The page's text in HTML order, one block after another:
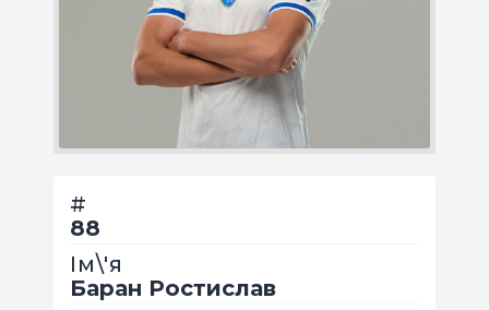
МЕДІА
КРАМНИЦЯ
КВИТКИ
#
88
Ім\'я
Баран Ростислав